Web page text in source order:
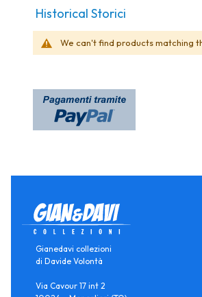
Historical Storici
We can't find products matching
Gianedavi collezioni
di Davide Volontà
Via Cavour 17 int 2